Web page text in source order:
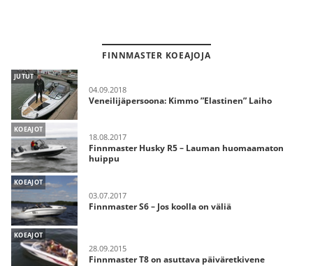
FINNMASTER KOEAJOJA
JUTUT
04.09.2018
Veneilijäpersoona: Kimmo ”Elastinen” Laiho
KOEAJOT
18.08.2017
Finnmaster Husky R5 – Lauman huomaamaton
huippu
KOEAJOT
03.07.2017
Finnmaster S6 – Jos koolla on väliä
KOEAJOT
28.09.2015
Finnmaster T8 on asuttava päiväretkivene